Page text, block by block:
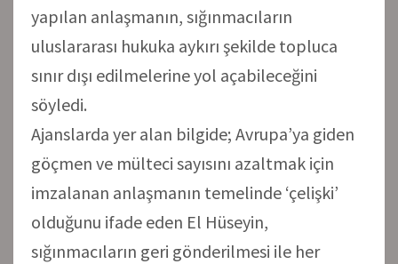
yapılan anlaşmanın, sığınmacıların
uluslararası hukuka aykırı şekilde topluca
sınır dışı edilmelerine yol açabileceğini
söyledi.
Ajanslarda yer alan bilgide; Avrupa’ya giden
göçmen ve mülteci sayısını azaltmak için
imzalanan anlaşmanın temelinde ‘çelişki’
olduğunu ifade eden El Hüseyin,
sığınmacıların geri gönderilmesi ile her